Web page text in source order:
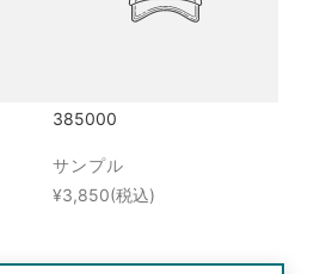
385000
サンプル
¥3,850(税込)